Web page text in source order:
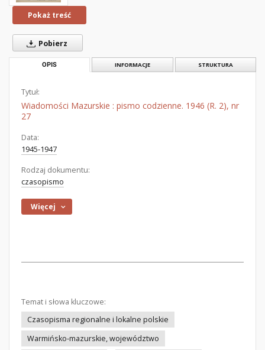
Pokaż treść
Pobierz
OPIS INFORMACJE STRUKTURA
Tytuł:
Wiadomości Mazurskie : pismo codzienne. 1946 (R. 2), nr
27
Data:
1945-1947
Rodzaj dokumentu:
czasopismo
Więcej
Temat i słowa kluczowe:
Czasopisma regionalne i lokalne polskie
Warmińsko-mazurskie, województwo